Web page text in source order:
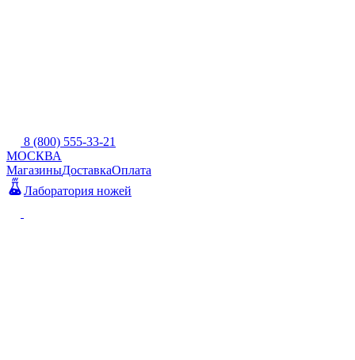
8 (800) 555-33-21
МОСКВА
МагазиныДоставкаОплата
Лаборатория ножей